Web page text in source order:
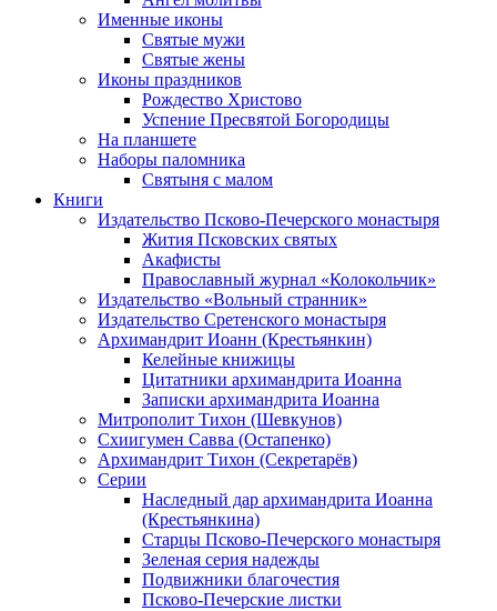
Именные иконы
Святые мужи
Святые жены
Иконы праздников
Рождество Христово
Успение Пресвятой Богородицы
На планшете
Наборы паломника
Святыня с малом
Книги
Издательство Псково-Печерского монастыря
Жития Псковских святых
Акафисты
Православный журнал «Колокольчик»
Издательство «Вольный странник»
Издательство Сретенского монастыря
Архимандрит Иоанн (Крестьянкин)
Келейные книжицы
Цитатники архимандрита Иоанна
Записки архимандрита Иоанна
Митрополит Тихон (Шевкунов)
Схиигумен Савва (Остапенко)
Архимандрит Тихон (Секретарёв)
Серии
Наследный дар архимандрита Иоанна
(Крестьянкина)
Старцы Псково-Печерского монастыря
Зеленая серия надежды
Подвижники благочестия
Псково-Печерские листки